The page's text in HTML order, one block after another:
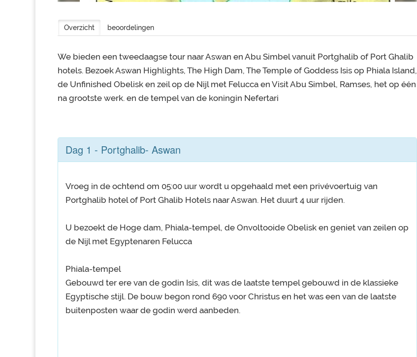
Overzicht beoordelingen
We bieden een tweedaagse tour naar Aswan en Abu Simbel vanuit Portghalib of Port Ghalib
hotels. Bezoek Aswan Highlights, The High Dam, The Temple of Goddess Isis op Phiala Island,
de Unfinished Obelisk en zeil op de Nijl met Felucca en Visit Abu Simbel, Ramses, het op één
na grootste werk. en de tempel van de koningin Nefertari
Dag 1 - Portghalib- Aswan
Vroeg in de ochtend om 05:00 uur wordt u opgehaald met een privévoertuig van
Portghalib hotel of Port Ghalib Hotels naar Aswan. Het duurt 4 uur rijden.
U bezoekt de Hoge dam, Phiala-tempel, de Onvoltooide Obelisk en geniet van zeilen op
de Nijl met Egyptenaren Felucca
Phiala-tempel
Gebouwd ter ere van de godin Isis, dit was de laatste tempel gebouwd in de klassieke
Egyptische stijl. De bouw begon rond 690 voor Christus en het was een van de laatste
buitenposten waar de godin werd aanbeden.